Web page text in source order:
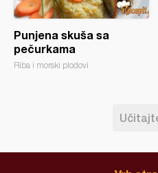
Punjena skuša sa
pečurkama
Riba i morski plodovi